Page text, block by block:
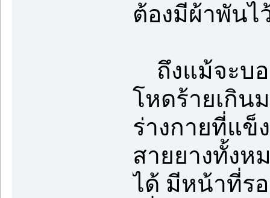
ต้องมีผ้าพันไ
ถึงแม้จะบอ
โหดร้ายเกิน
ร่างกายที่แข็
สายยางทั้งห
ได้ มีหน้าที่ร